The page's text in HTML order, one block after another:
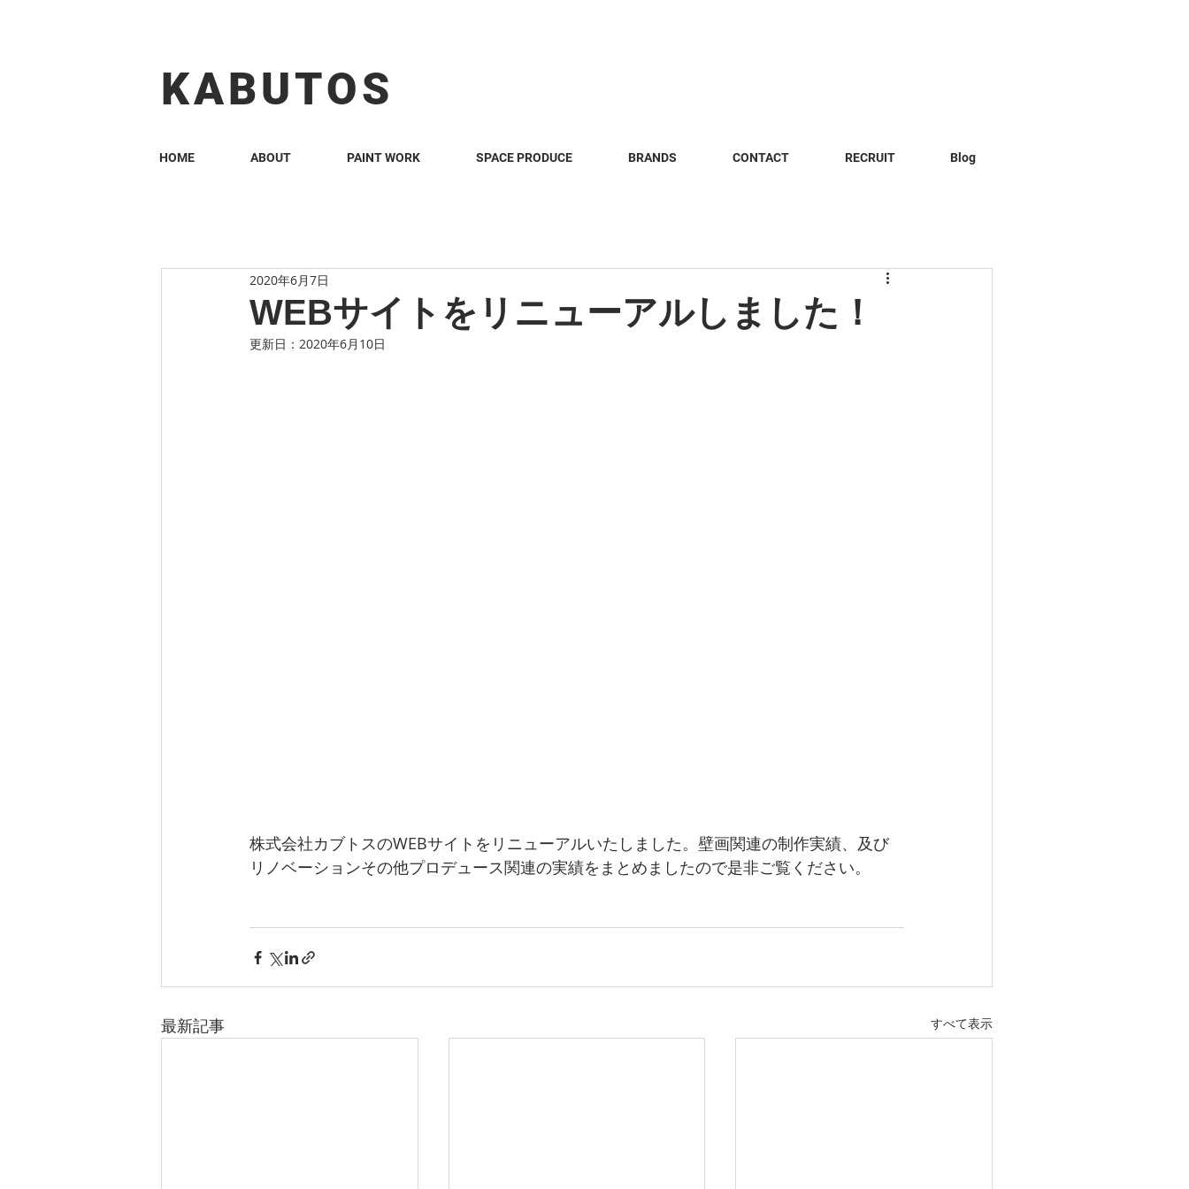
KABUTOS​​
HOME ABOUT PAINT WORK SPACE PRODUCE BRANDS CONTACT RECRUIT Blog
WEBサイトをリニューアルしました！
2020年6月7日
更新日： 2020年6月10日
株式会社カブトスのWEBサイトをリニューアルいたしました。壁画関連の制作実績、及び
リノベーションその他プロデュース関連の実績をまとめましたので是非ご覧ください。
最新記事 すべて表示